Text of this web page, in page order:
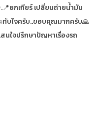
ยกเกียร์ เปลี่ยนถ่ายน้ำมัน
ทับใจครับ..ขอบคุณมากครับ🙏
นใจปรึกษาปัญหาเรื่องรถ